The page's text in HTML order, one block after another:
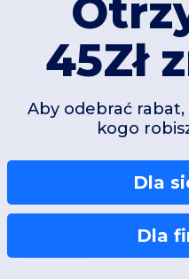
Kieszeniami
Kariban K886
45Zł
Aby odebrać
kogo
Dla
Dla